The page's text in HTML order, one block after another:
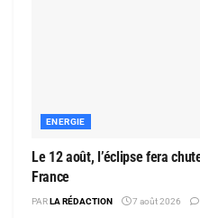
ENERGIE
Le 12 août, l’éclipse fera
France
PAR LA RÉDACTION 7 août 2026